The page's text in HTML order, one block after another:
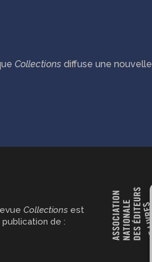
Collections diffuse une nouvelle
Collectionsest
publication de :